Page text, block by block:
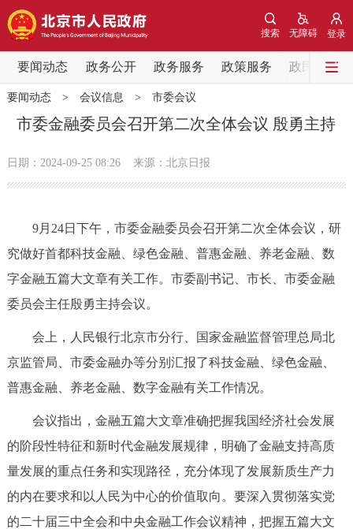
登录
无障碍
搜索
要闻动态 政务公开 政务服务 政策服务 政民互动
要闻动态
党中央精神 国务院信息
政务公开
市领导 机构职能 政策服务
决策公开 专题公开
政务服务
个人服务 法人服务 部门服务
便民服务 利企服务 投资项目
要闻动态> 会议信息 > 市委会议
市委金融委员会召开第二次全体会议 殷勇主持
日期：2024-09-25 08:26 来源：北京日报
9月24日下午，市委金融委员会召开第二次全体会议，研
究做好首都科技金融、绿色金融、普惠金融、养老金融、数
字金融五篇大文章有关工作。市委副书记、市长、市委金融
委员会主任殷勇主持会议。
会上，人民银行北京市分行、国家金融监督管理总局北
京监管局、市委金融办等分别汇报了科技金融、绿色金融、
普惠金融、养老金融、数字金融有关工作情况。
会议指出，金融五篇大文章准确把握我国经济社会发展
的阶段性特征和新时代金融发展规律，明确了金融支持高质
量发展的重点任务和实现路径，充分体现了发展新质生产力
的内在要求和以人民为中心的价值取向。要深入贯彻落实党
的二十届三中全会和中央金融工作会议精神，把握五篇大文